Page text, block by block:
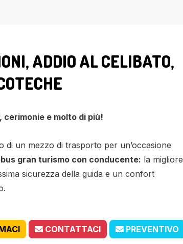
ADDIO AL CELIBATO,
e molto di più!
di un mezzo di trasporto per un’occasione
gran turismo con conducente: la migliore
sicurezza della guida e un confort
CONTATTACI PREVENTIVO